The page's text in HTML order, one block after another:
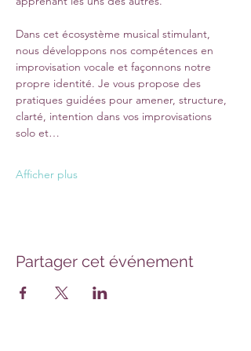
Dans cet écosystème musical stimulant,
nous développons nos compétences en
improvisation vocale et façonnons notre
propre identité. Je vous propose des
pratiques guidées pour amener, structure,
clarté, intention dans vos improvisations
solo et…
Afficher plus
Partager cet événement